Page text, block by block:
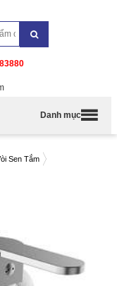
Danh mục
Sen Tắm